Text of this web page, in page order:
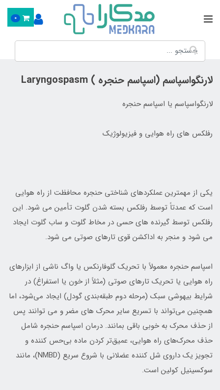
0
لارنگواسپاسم (اسپاسم حنجره ) Laryngospasm
لارنگواسپاسم یا اسپاسم حنجره
رفلکس های راه هوایی و فیزیولوژیک
یکی از مهمترین عملکردهای شناختی حنجره محافظت از راه هوایی
است که عمدتاً توسط رفلکس بسته شدن گلوت تأمین می شود. این
رفلکس توسط گیرنده های حسی در مخاط گلوت و ساب گلوت ایجاد
می شود و منجر به اداکشن قوی تارهای صوتی می شود.
اسپاسم حنجره معمولاً با تحریک گلوفارنکس یا واگ ناشی از ابزارهای
راه هوایی یا تحریک تارهای صوتی (مثلاً از خون یا استفراغ) در
شرایط بیهوشی سبک (مرحله دوم طبقه‌بندی گودل) ایجاد می‌شود، اما
همچنین می‌تواند با تسریع سایر محرک های مضر و می توانند پس
از حذف محرک به خوبی باقی بمانند. درمان اسپاسم حنجره شامل
حذف محرک‌های راه هوایی، عمیق‌تر کردن ماده بی‌حس کننده و
تجویز یک داروی شل کننده عضلانی با شروع سریع (NMBD)، مانند
سوکسینیل کولین است.